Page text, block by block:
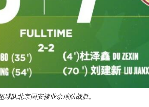
球队北京国安被业余球队战胜。